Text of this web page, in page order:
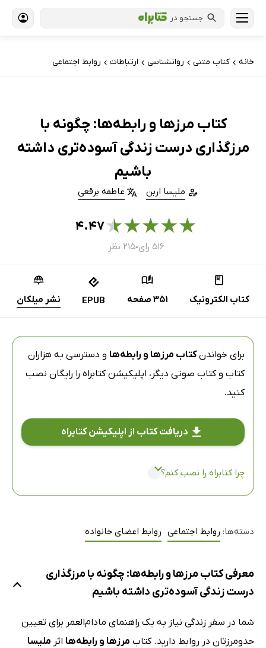
جستجو در
خانه › کتاب‌ متنی › روانشناسی › ارتباطات › روابط اجتماعی
کتاب مرزها و رابطه‌ها: چگونه با
مرزگذاری درست زندگی آسوده‌تری داشته
باشیم
ملیسا اربن عاطفه برقعی
★
★
★
★
★۴.۴۷
۵۱۶ رای ●۲۱۵ نظر
کتاب الکترونیک 351 صفحه EPUB نشر میلکان
برای خواندنکتاب مرزها و رابطه‌ها و دسترسی به هزاران
کتاب و کتاب صوتی دیگر، اپلیکیشن کتابراه را رایگان نصب
کنید.
دریافت کتاب از اپلیکیشن کتابراه
چرا کتابراه را نصب کنم؟
دسته‌ها: روابط اجتماعی روابط اعضای خانواده
معرفی کتاب مرزها و رابطه‌ها: چگونه با مرزگذاری
درست زندگی آسوده‌تری داشته باشیم
شما در سفر زندگی نیاز به یک راهنمای مادام‌العمر برای تعیین
حدومرزتان در روابط دارید. کتاب مرزها و رابطه‌ها اثر ملیسا